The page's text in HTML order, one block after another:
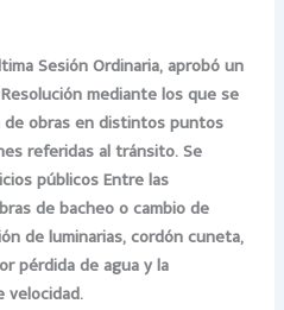
Sesión Ordinaria, aprobó un
mediante los que se
de obras en distintos puntos
referidas al tránsito. Se
públicos Entre las
de bacheo o cambio de
de luminarias, cordón cuneta,
pérdida de agua y la
velocidad.